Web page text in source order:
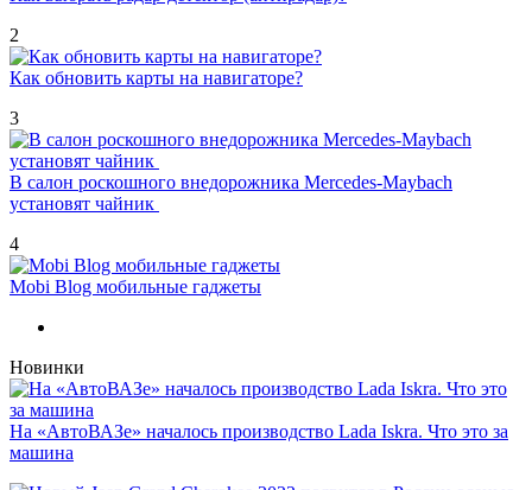
2
Как обновить карты на навигаторе?
3
В салон роскошного внедорожника Mercedes-Maybach
установят чайник
4
Mobi Blog мобильные гаджеты
Новинки
На «АвтоВАЗе» началось производство Lada Iskra. Что это за
машина